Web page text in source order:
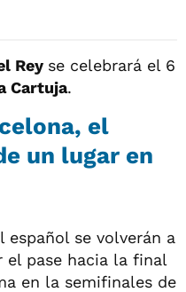
Rey se celebrará el 6
Cartuja.
el
un lugar en
español se volverán a
el pase hacia la final
en la semifinales de